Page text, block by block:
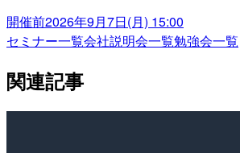
開催前2026年9月7日(月) 15:00
セミナー一覧会社説明会一覧勉強会一覧
関連記事